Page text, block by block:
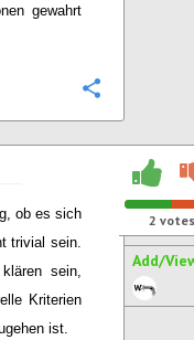
gewahrt
ob es sich
trivial sein.
sein,
Kriterien
ist.
2 votes
Add/